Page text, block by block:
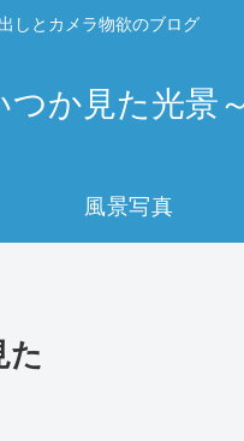
しとカメラ物欲のブログ
つか見た光景～
風景写真
た